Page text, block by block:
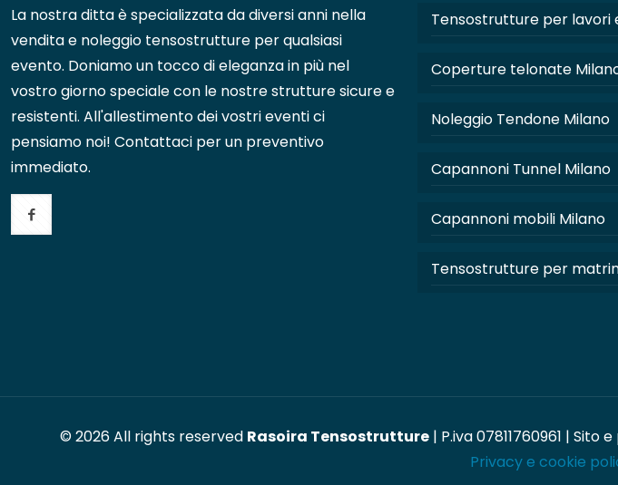
La nostra ditta è specializzata da diversi anni nella
vendita e noleggio tensostrutture per qualsiasi
evento. Doniamo un tocco di eleganza in più nel
vostro giorno speciale con le nostre strutture sicure e
resistenti. All'allestimento dei vostri eventi ci
pensiamo noi! Contattaci per un preventivo
immediato.
Tensostrutture per lavori
Coperture telonate
Noleggio Tendone Milano
Capannoni Tunnel Milano
Capannoni mobili Milano
Tensostrutture per
© 2026 All rights reserved Rasoira Tensostrutture| P.iva 07811760961 | Sito
Privacy e cookie